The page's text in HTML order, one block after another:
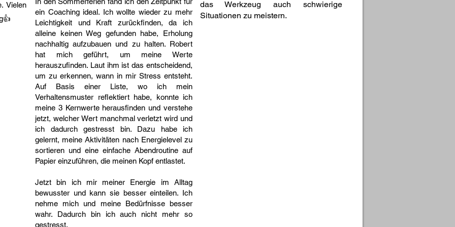
Akademie
Coach – LINC GmbH (2024)
– SGD Fernschule (2015–2020)
Meißen-Radebeul (2011–2014, Abschlussnote 1.0)
Coaching Association (HCA) – seit Juni 2025
(SCA) – seit November 2025
November 2025
Vielen
ein Coaching ideal. Ich wollte wieder zu mehr
Leichtigkeit und Kraft zurückfinden, da ich
alleine keinen Weg gefunden habe, Erholung
nachhaltig aufzubauen und zu halten. Robert
hat mich geführt, um meine Werte
herauszufinden. Laut ihm ist das entscheidend,
um zu erkennen, wann in mir Stress entsteht.
Auf Basis einer Liste, wo ich mein
Verhaltensmuster reflektiert habe, konnte ich
meine 3 Kernwerte herausfinden und verstehe
jetzt, welcher Wert manchmal verletzt wird und
ich dadurch gestresst bin. Dazu habe ich
gelernt, meine Aktivitäten nach Energielevel zu
sortieren und eine einfache Abendroutine auf
Papier einzuführen, die meinen Kopf entlastet.
Jetzt bin ich mir meiner Energie im Alltag
bewusster und kann sie besser einteilen. Ich
nehme mich und meine Bedürfnisse besser
wahr. Dadurch bin ich auch nicht mehr so
gestresst.
das Werkzeug auch schwierige
Situationen zu meistern.